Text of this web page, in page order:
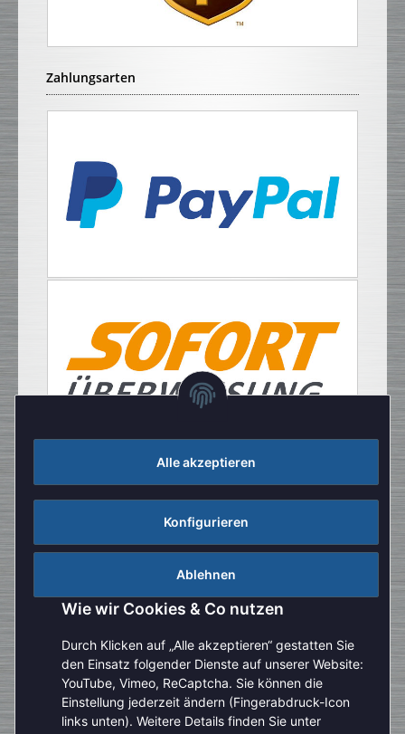
Alle akzeptieren
Konfigurieren
Ablehnen
Wie wir Cookies & Co nutzen
Durch Klicken auf „Alle akzeptieren“ gestatten Sie
den Einsatz folgender Dienste auf unserer Website:
YouTube, Vimeo, ReCaptcha. Sie können die
Einstellung jederzeit ändern (Fingerabdruck-Icon
links unten). Weitere Details finden Sie unter
Aufgrund der Urlaubszeit kann es aktuell zu verlängerten
Zahlungsarten